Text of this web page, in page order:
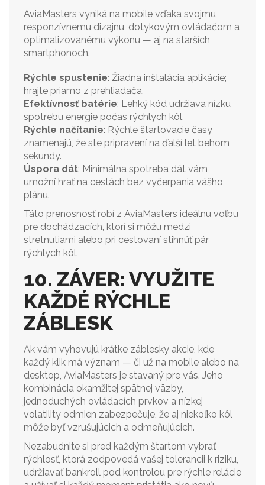
AviaMasters vyniká na mobile vďaka svojmu
responzívnemu dizajnu, dotykovým ovládačom a
optimalizovanému výkonu — aj na starších
smartphonoch.
Rýchle spustenie: Žiadna inštalácia aplikácie;
hrajte priamo z prehliadača.
Efektívnosť batérie: Lehký kód udržiava nízku
spotrebu energie počas rýchlych kôl.
Rýchle načítanie: Rýchle štartovacie časy
znamenajú, že ste pripravení na ďalší let behom
sekundy.
Úspora dát: Minimálna spotreba dát vám
umožní hrať na cestách bez vyčerpania vášho
plánu.
Táto prenosnosť robí z AviaMasters ideálnu voľbu
pre dochádzacích, ktorí si môžu medzi
stretnutiami alebo pri cestovaní stihnúť pár
rýchlych kôl.
10. ZÁVER: VYUŽITE
KAŽDÉ RÝCHLE
ZÁBLESK
Ak vám vyhovujú krátke záblesky akcie, kde
každý klik má význam — či už na mobile alebo na
desktop, AviaMasters je stavaný pre vás. Jeho
kombinácia okamžitej spätnej väzby,
jednoduchých ovládacích prvkov a nízkej
volatility odmien zabezpečuje, že aj niekoľko kôl
môže byť vzrušujúcich a odmeňujúcich.
Nezabudnite si pred každým štartom vybrať
rýchlosť, ktorá zodpovedá vašej tolerancii k riziku,
udržiavať bankroll pod kontrolou pre rýchle relácie